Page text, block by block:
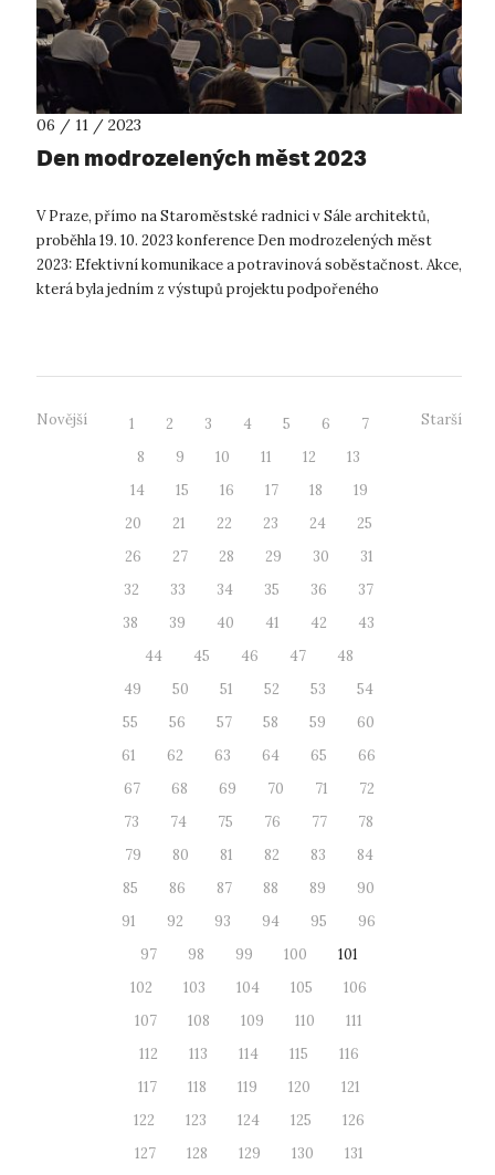
06 / 11 / 2023
Den modrozelených měst 2023
V Praze, přímo na Staroměstské radnici v Sále architektů,
proběhla 19. 10. 2023 konference Den modrozelených měst
2023: Efektivní komunikace a potravinová soběstačnost. Akce,
která byla jedním z výstupů projektu podpořeného
Novější 1 2 3 4 5 6
7
8
9 10 11 12
13
14
15 16 17 18
19
20
21 22 23 24
25
26
27 28 29 30
31
32
33 34 35 36
37
38
39 40 41 42
43
44
45 46 47
48
49
50 51 52 53
54
55
56 57 58 59
60
61
62 63 64 65
66
67
68 69 70 71
72
73
74 75 76 77
78
79
80 81 82 83
84
85
86 87 88 89
90
91
92 93 94 95
96
97
98 99 100
101
102
103 104 105
106
107
108 109 110
111
112
113 114 115
116
117
118 119 120
121
122
123 124 125
126
127
128 129 130
131
Starší